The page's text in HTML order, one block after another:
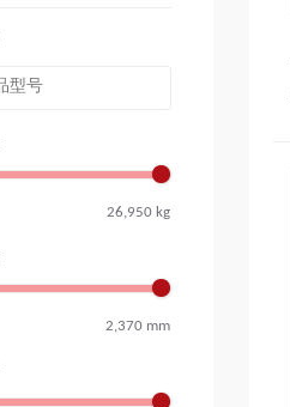
26,950 kg
2,370 mm